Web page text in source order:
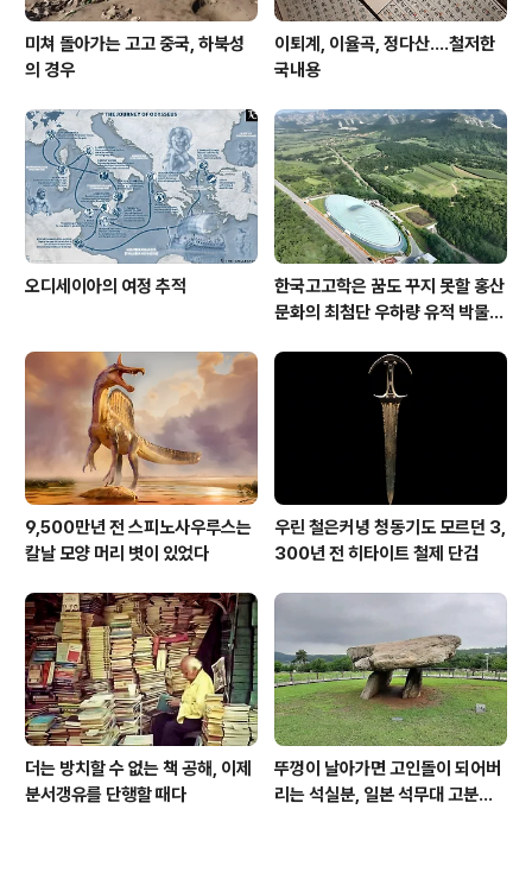
미쳐 돌아가는 고고 중국, 하북성
의 경우
이퇴계, 이율곡, 정다산....철저한
국내용
오디세이아의 여정 추적
한국고고학은 꿈도 꾸지 못할 홍산
문화의 최첨단 우하량 유적 박물관
9,500만년 전 스피노사우루스는
칼날 모양 머리 볏이 있었다
우린 철은커녕 청동기도 모르던 3,
300년 전 히타이트 철제 단검
더는 방치할 수 없는 책 공해, 이제
분서갱유를 단행할 때다
뚜껑이 날아가면 고인돌이 되어버
리는 석실분, 일본 석무대 고분의